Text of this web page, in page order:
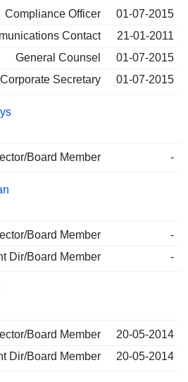
Compliance Officer
01-07-2015
Contact
21-01-2011
General Counsel
01-07-2015
Corporate Secretary
01-07-2015
Board Member -
Board Member
-
Dir/Board Member
-
Board Member
20-05-2014
Dir/Board Member
20-05-2014